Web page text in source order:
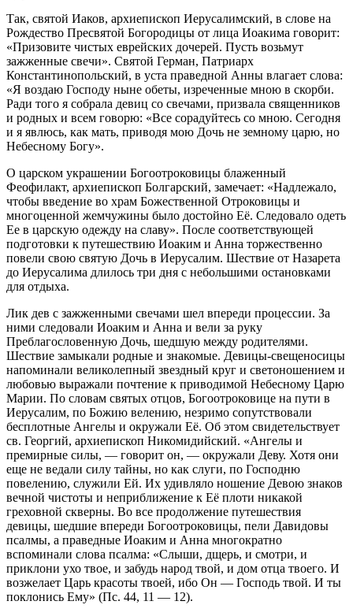
Так, святой Иаков, архиепископ Иерусалимский, в слове на
Рождество Пресвятой Богородицы от лица Иоакима говорит:
«Призовите чистых еврейских дочерей. Пусть возьмут
зажженные свечи». Святой Герман, Патриарх
Константинопольский, в уста праведной Анны влагает слова:
«Я воздаю Господу ныне обеты, изреченные мною в скорби.
Ради того я собрала девиц со свечами, призвала священников
и родных и всем говорю: «Все сорадуйтесь со мною. Сегодня
и я явлюсь, как мать, приводя мою Дочь не земному царю, но
Небесному Богу».
О царском украшении Богоотроковицы блаженный
Феофилакт, архиепископ Болгарский, замечает: «Надлежало,
чтобы введение во храм Божественной Отроковицы и
многоценной жемчужины было достойно Её. Следовало одеть
Ее в царскую одежду на славу». После соответствующей
подготовки к путешествию Иоаким и Анна торжественно
повели свою святую Дочь в Иерусалим. Шествие от Назарета
до Иерусалима длилось три дня с небольшими остановками
для отдыха.
Лик дев с зажженными свечами шел впереди процессии. За
ними следовали Иоаким и Анна и вели за руку
Преблагословенную Дочь, шедшую между родителями.
Шествие замыкали родные и знакомые. Девицы-свещеносицы
напоминали великолепный звездный круг и светоношением и
любовью выражали почтение к приводимой Небесному Царю
Марии. По словам святых отцов, Богоотроковице на пути в
Иерусалим, по Божию велению, незримо сопутствовали
бесплотные Ангелы и окружали Её. Об этом свидетельствует
св. Георгий, архиепископ Никомидийский. «Ангелы и
премирные силы, — говорит он, — окружали Деву. Хотя они
еще не ведали силу тайны, но как слуги, по Господню
повелению, служили Ей. Их удивляло ношение Девою знаков
вечной чистоты и неприближение к Её плоти никакой
греховной скверны. Во все продолжение путешествия
девицы, шедшие впереди Богоотроковицы, пели Давидовы
псалмы, а праведные Иоаким и Анна многократно
вспоминали слова псалма: «Слыши, дщерь, и смотри, и
приклони ухо твое, и забудь народ твой, и дом отца твоего. И
возжелает Царь красоты твоей, ибо Он — Господь твой. И ты
поклонись Ему» (Пс. 44, 11 — 12).